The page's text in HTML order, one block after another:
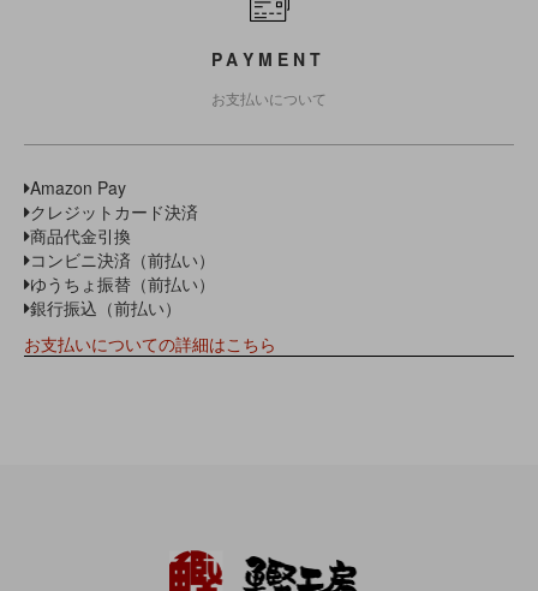
PAYMENT
お支払いについて
Amazon Pay
クレジットカード決済
商品代金引換
コンビニ決済（前払い）
ゆうちょ振替（前払い）
銀行振込（前払い）
お支払いについての詳細はこちら